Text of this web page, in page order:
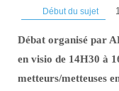
Début du sujet
Débat organisé par
en visio de 14H30 à
metteurs/metteuses